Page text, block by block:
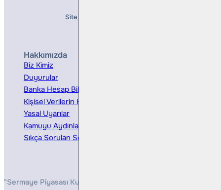
Site Creation & Technology by
Hakkımızda
Biz Kimiz
Duyurular
Banka Hesap Bilgileri
Kişisel Verilerin Korunması
Yasal Uyarılar
Kamuyu Aydınlatma
Sıkça Sorulan Sorular
"Sermaye Piyasası Kurulunun, Yatırım Hizmetleri ve